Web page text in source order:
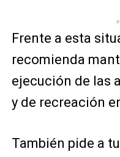
Frente a esta
recomienda
ejecución de las
y de recreación
También pide a